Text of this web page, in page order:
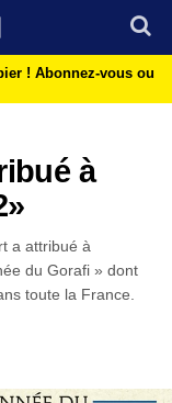
! Abonnez-vous ou
à
a attribué à
du Gorafi » dont
toute la France.